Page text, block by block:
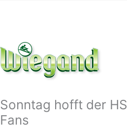
Sonntag hofft der
Fans